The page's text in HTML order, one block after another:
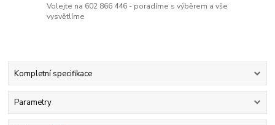
Volejte na 602 866 446 - poradíme s výběrem a vše
vysvětlíme
Kompletní specifikace
Parametry